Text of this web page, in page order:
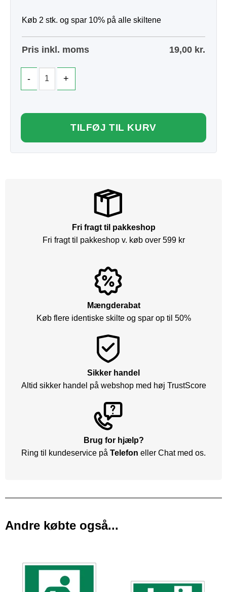
Køb 2 stk. og spar 10% på alle skiltene
Pris inkl. moms 19,00 kr.
TILFØJ TIL KURV
Fri fragt til pakkeshop
Fri fragt til pakkeshop v. køb over 599 kr
Mængderabat
Køb flere identiske skilte og spar op til 50%
Sikker handel
Altid sikker handel på webshop med høj TrustScore
Brug for hjælp?
Ring til kundeservice på Telefon eller Chat med os.
Andre købte også...